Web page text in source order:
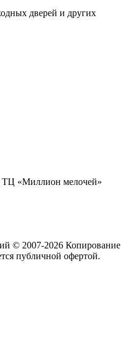
дверей и других
«Миллион мелочей»
© 2007-2026 Копирование
публичной офертой.